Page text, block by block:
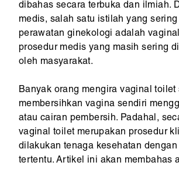
dibahas secara terbuka dan ilmiah.
medis, salah satu istilah yang
perawatan ginekologi adalah
prosedur medis yang masih sering
oleh masyarakat.
Banyak orang mengira vaginal toilet
membersihkan vagina sendiri
atau cairan pembersih. Padahal,
vaginal toilet merupakan prosedur
dilakukan tenaga kesehatan
tertentu. Artikel ini akan membahas